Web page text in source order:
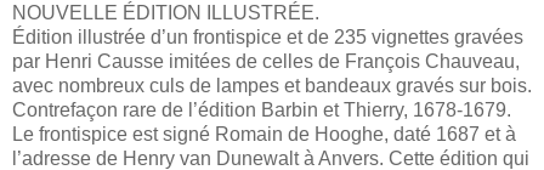
NOUVELLE ÉDITION ILLUSTRÉE.
Édition illustrée d’un frontispice et de 235 vignettes gravées
par Henri Causse imitées de celles de François Chauveau,
avec nombreux culs de lampes et bandeaux gravés sur bois.
Contrefaçon rare de l’édition Barbin et Thierry, 1678-1679.
Le frontispice est signé Romain de Hooghe, daté 1687 et à
l’adresse de Henry van Dunewalt à Anvers. Cette édition qui